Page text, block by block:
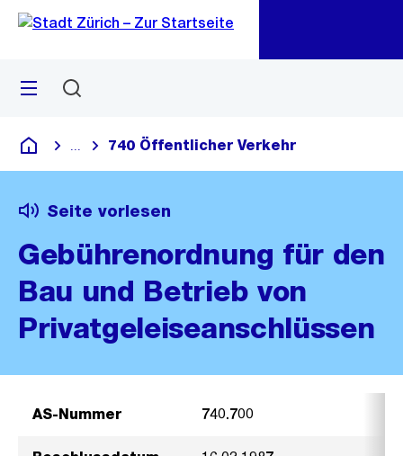
Navigation
Sprunglink
Menü
Deutsch
Blende alle Breadcrumbs ein
740 Öffentlicher Verkehr
Seite vorlesen
Gebührenordnung für den
Bau und Betrieb von
Privatgeleiseanschlüssen
AS-Nummer 740.700